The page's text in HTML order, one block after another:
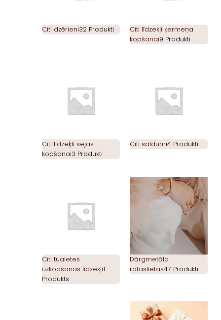
Citi dzērieni32 Produkti
Citi līdzekļi ķermeņa
kopšanai9 Produkti
Citi līdzeķli sejas
kopšanai3 Produkti
Citi saldumi4 Produkti
Citi tualetes
uzkopšanas līdzekļi1
Produkts
Dārgmetāla
rotaslietas47 Produkti